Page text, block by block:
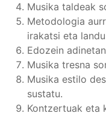
Musika taldeak
Metodologia
irakatsi eta
Edozein
Musika tresna
Musika estilo
sustatu.
Kontzertuak eta